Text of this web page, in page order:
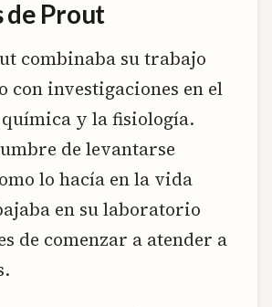
de Prout
combinaba su trabajo
con investigaciones en el
química y la fisiología.
de levantarse
lo hacía en la vida
en su laboratorio
de comenzar a atender a